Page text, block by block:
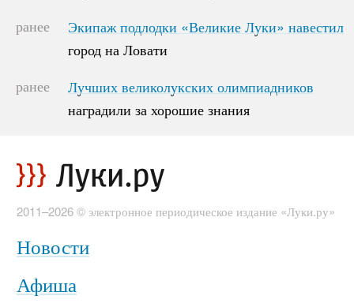
ранее
Экипаж подлодки «Великие Луки» навестил
город на Ловати
Экипаж подлодки «Великие Луки» навестил
город на Ловати
ранее
Лучших великолукских олимпиадников
наградили за хорошие знания
Лучших великолукских олимпиадников
наградили за хорошие знания
2011–2026 © электронное периодическое издание «Луки.ру»
Новости
Афиша